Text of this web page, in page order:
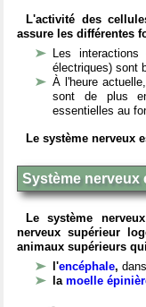
L'activité des
assure les différentes
Les
électriques) sont
À l'heure
sont de plus
essentielles au
Le système nerveux
Système nerveux
Le système
nerveux supérieur
animaux supérieurs
l'encéphale,
la moelle